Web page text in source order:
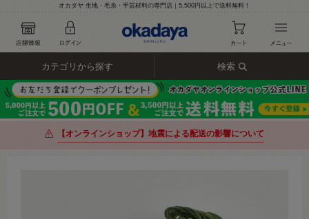
オカダヤ 生地・毛糸・手芸材料の専門店｜5,500円以上で送料無料！
カテゴリから探す 検索
【オンラインショップ】地震による配送の影響について